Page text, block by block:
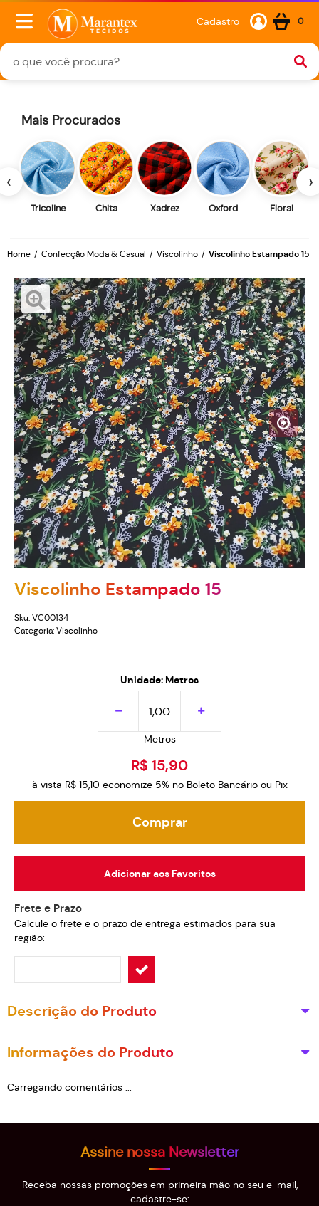
Cadastro 0
‹
Mais Procurados
Tricoline Chita Xadrez Oxford Floral
›
Home Confecção Moda & Casual Viscolinho Viscolinho Estampado 15
Viscolinho Estampado 15
Sku: VC00134
Categoria: Viscolinho
Unidade: Metros
Metros
R$ 15,90
à vista R$ 15,10 economize 5% no Boleto Bancário ou Pix
Comprar
Adicionar aos Favoritos
Frete e Prazo
Calcule o frete e o prazo de entrega estimados para sua
região:
Descrição do Produto
Informações do Produto
Carregando comentários ...
Assine nossa Newsletter
Receba nossas promoções em primeira mão no seu e-mail,
cadastre-se: